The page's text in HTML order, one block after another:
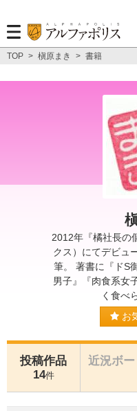
TOP > 槇原まき > 書籍
2012年『橘社長の
クス）にてデビュ
筆。 著書に『ドS
男子』『肉食系女
く食べ
お
投稿作品
14件
近況ボー